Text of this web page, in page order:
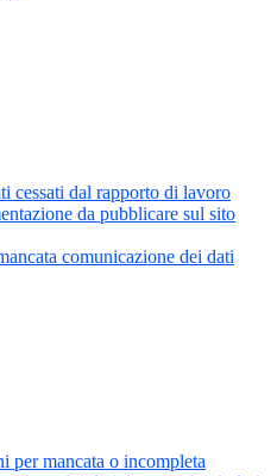
cessati dal rapporto di lavoro
da pubblicare sul sito
comunicazione dei dati
per mancata o incompleta